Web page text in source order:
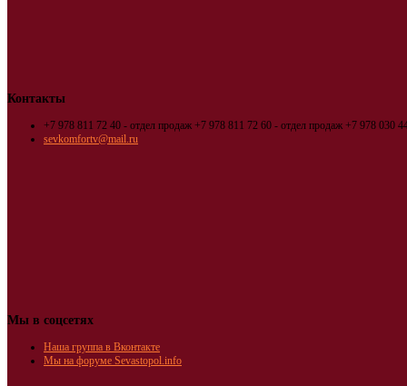
Контакты
+7 978 811 72 40 - отдел продаж +7 978 811 72 60 - отдел продаж +7 978 030
sevkomfortv@mail.ru
Мы в соцсетях
Наша группа в Вконтакте
Мы на форуме Sevastopol.info